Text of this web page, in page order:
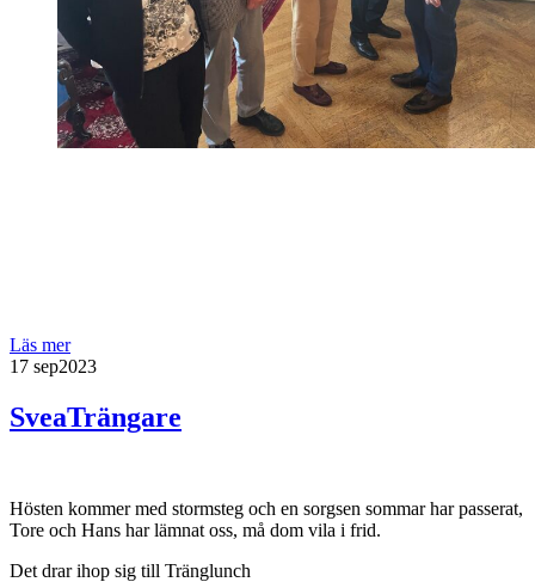
Läs mer
17 sep2023
SveaTrängare
Hösten kommer med stormsteg och en sorgsen sommar har passerat,
Tore och Hans har lämnat oss, må dom vila i frid.
Det drar ihop sig till Tränglunch